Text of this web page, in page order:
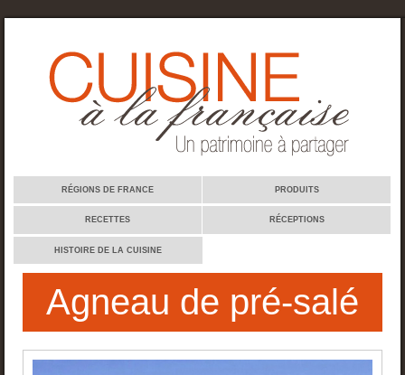
RÉGIONS DE FRANCE PRODUITS
RECETTES RÉCEPTIONS
HISTOIRE DE LA CUISINE
Agneau de pré-salé